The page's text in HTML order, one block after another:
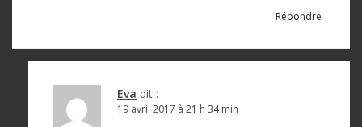
t
Répondre
Eva dit :
19 avril 2017 à 21 h 34 min